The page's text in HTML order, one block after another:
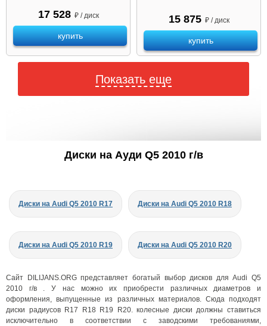
17 528 ₽ / диск
купить
15 875 ₽ / диск
купить
Показать еще
Диски на Ауди Q5 2010 г/в
Диски на Audi Q5 2010 R17 Диски на Audi Q5 2010 R18
Диски на Audi Q5 2010 R19 Диски на Audi Q5 2010 R20
Сайт DILIJANS.ORG представляет богатый выбор дисков для Audi Q5
2010 г/в . У нас можно их приобрести различных диаметров и
оформления, выпущенные из различных материалов. Сюда подходят
диски радиусов R17 R18 R19 R20. колесные диски должны ставиться
исключительно в соответствии с заводскими требованиями,